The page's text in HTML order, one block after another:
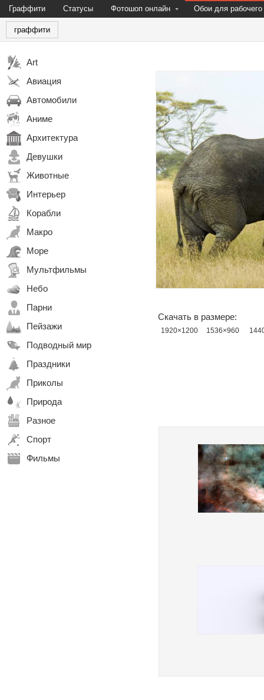
Граффити Статусы Фотошоп онлайн Обои для рабочего
граффити
Art
Авиация
Автомобили
Аниме
Архитектура
Девушки
Животные
Интерьер
Корабли
Макро
Море
Мультфильмы
Небо
Парни
Пейзажи
Подводный мир
Праздники
Приколы
Природа
Разное
Спорт
Фильмы
Скачать в размере:
1920×1200 1536×960